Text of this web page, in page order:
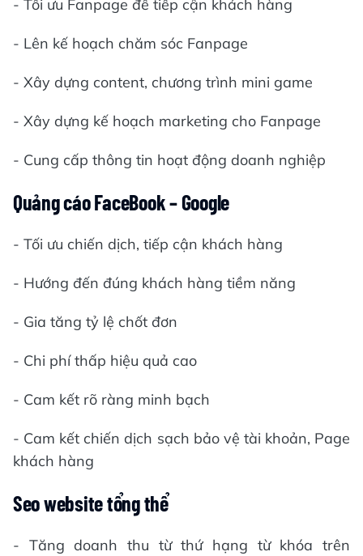
- Tối ưu Fanpage để tiếp cận khách hàng
- Lên kế hoạch chăm sóc Fanpage
- Xây dựng content, chương trình mini game
- Xây dựng kế hoạch marketing cho Fanpage
- Cung cấp thông tin hoạt động doanh nghiệp
Quảng cáo FaceBook – Google
- Tối ưu chiến dịch, tiếp cận khách hàng
- Hướng đến đúng khách hàng tiềm năng
- Gia tăng tỷ lệ chốt đơn
- Chi phí thấp hiệu quả cao
- Cam kết rõ ràng minh bạch
- Cam kết chiến dịch sạch bảo vệ tài khoản, Page
khách hàng
Seo website tổng thể
- Tăng doanh thu từ thứ hạng từ khóa trên